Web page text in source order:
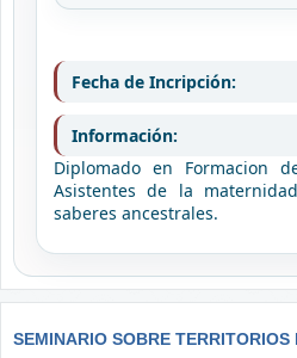
Fecha de Incripción:
Información:
Diplomado en Formacion
Asistentes de la
saberes ancestrales.